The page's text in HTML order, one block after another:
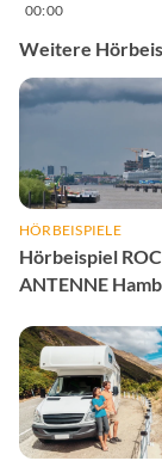
00:00
Weitere
HÖRBEISPIELE
Hörbeispiel
ANTENNE